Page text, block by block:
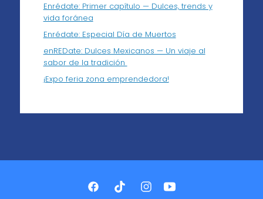
Enrédate: Primer capítulo — Dulces, trends y
vida foránea
Enrédate: Especial Día de Muertos
enREDate: Dulces Mexicanos — Un viaje al
sabor de la tradición
¡Expo feria zona emprendedora!